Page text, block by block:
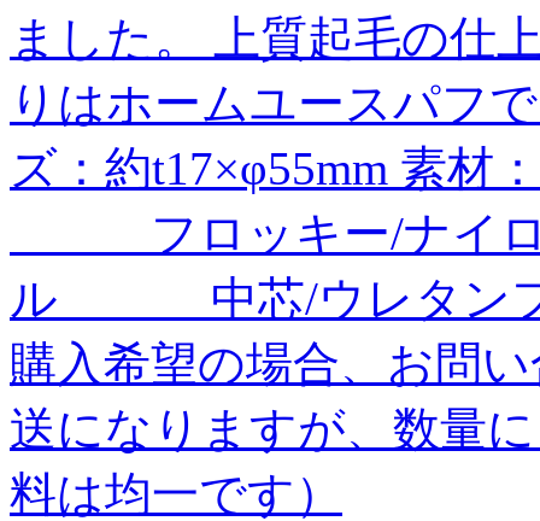
ました。 上質起毛の仕
りはホームユースパフ
ズ：約t17×φ55mm 素材
フロッキー/ナイ
ル 中芯/ウレタンフ
購入希望の場合、お問
送になりますが、数量
料は均一です）